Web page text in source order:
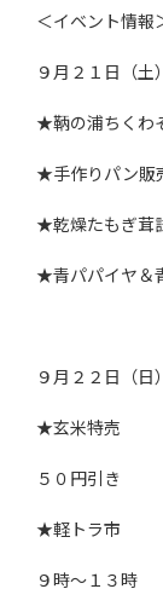
＜イベント情報
９月２１日（土）
★鞆の浦ちくわ
★手作りパン販
★乾燥たもぎ茸
★青パパイヤ＆
９月２２日（日）
★玄米特売
５０円引き
★軽トラ市
９時～１３時